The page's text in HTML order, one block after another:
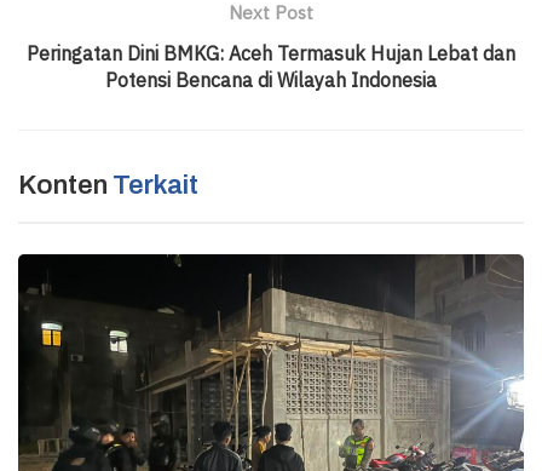
Next Post
Peringatan Dini BMKG: Aceh Termasuk Hujan Lebat dan
Potensi Bencana di Wilayah Indonesia
Konten Terkait